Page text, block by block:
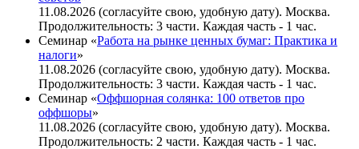
11.08.2026 (согласуйте свою, удобную дату). Москва.
Продолжительность: 3 части. Каждая часть - 1 час.
Семинар «Работа на рынке ценных бумаг: Практика и
налоги»
11.08.2026 (согласуйте свою, удобную дату). Москва.
Продолжительность: 3 части. Каждая часть - 1 чаc.
Семинар «Оффшорная солянка: 100 ответов про
оффшоры»
11.08.2026 (согласуйте свою, удобную дату). Москва.
Продолжительность: 2 части. Каждая часть - 1 час.